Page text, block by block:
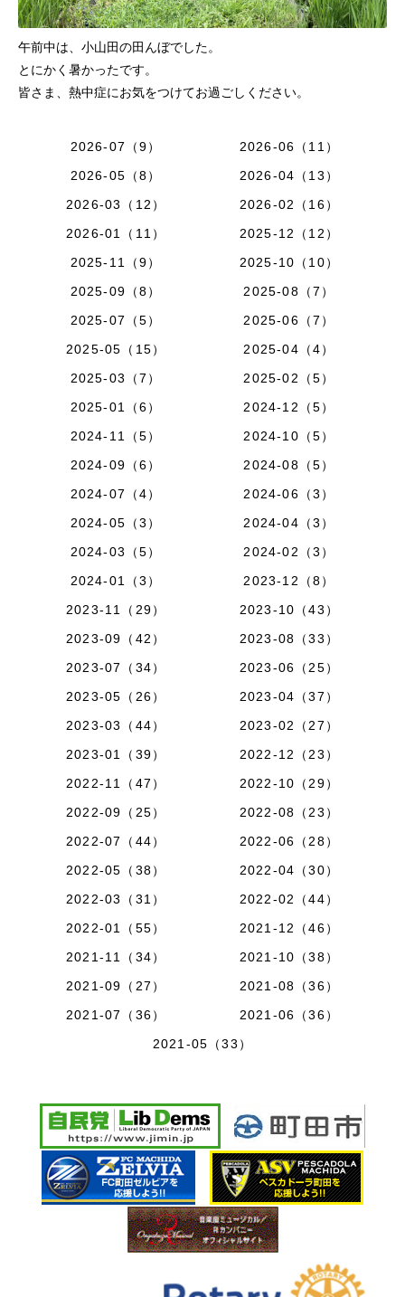
午前中は、小山田の田んぼでした。
とにかく暑かったです。
皆さま、熱中症にお気をつけてお過ごしください。
2026-07（9）
2026-06（11）
2026-05（8）
2026-04（13）
2026-03（12）
2026-02（16）
2026-01（11）
2025-12（12）
2025-11（9）
2025-10（10）
2025-09（8）
2025-08（7）
2025-07（5）
2025-06（7）
2025-05（15）
2025-04（4）
2025-03（7）
2025-02（5）
2025-01（6）
2024-12（5）
2024-11（5）
2024-10（5）
2024-09（6）
2024-08（5）
2024-07（4）
2024-06（3）
2024-05（3）
2024-04（3）
2024-03（5）
2024-02（3）
2024-01（3）
2023-12（8）
2023-11（29）
2023-10（43）
2023-09（42）
2023-08（33）
2023-07（34）
2023-06（25）
2023-05（26）
2023-04（37）
2023-03（44）
2023-02（27）
2023-01（39）
2022-12（23）
2022-11（47）
2022-10（29）
2022-09（25）
2022-08（23）
2022-07（44）
2022-06（28）
2022-05（38）
2022-04（30）
2022-03（31）
2022-02（44）
2022-01（55）
2021-12（46）
2021-11（34）
2021-10（38）
2021-09（27）
2021-08（36）
2021-07（36）
2021-06（36）
2021-05（33）